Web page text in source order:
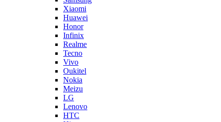
Xiaomi
Huawei
Honor
Infinix
Realme
Tecno
Vivo
Oukitel
Nokia
Meizu
LG
Lenovo
HTC